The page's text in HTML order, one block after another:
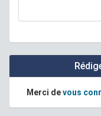
Merci devous